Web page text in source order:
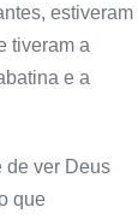
estiveram
tiveram a
e a
de ver Deus
que